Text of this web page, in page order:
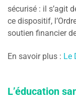
sécurisé : il s’agit
ce dispositif,
soutien financier
En savoir plus : Le
L’éducation